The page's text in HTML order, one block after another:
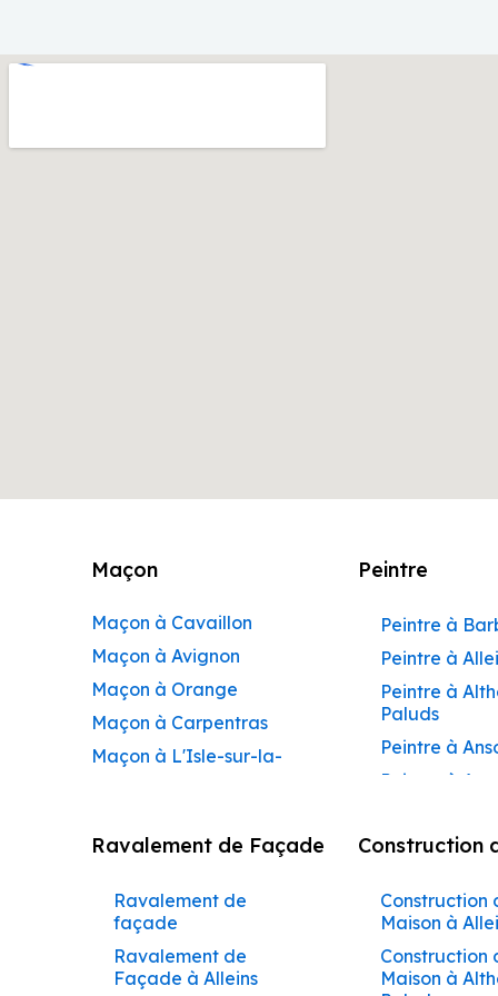
Maçon
Maçon à Cavaillon
Maçon à Avignon
Maçon à Orange
Maçon à Carpentras
Maçon à L'Isle-sur-la-
Maçon à Pertuis
Maçon à Le Pontet
Maçon à Vaison-la-
Romaine
Peintre
Peintre à
Peintre à
Peintre à
Paluds
Peintre à
Peintre à Apt
Peintre à
Peintre à
Peintre à
de-Pertuis
Ravalement de Façade
Ravalement de
façade
Ravalement de
Façade à Alleins
Construction
Construction
Maison à
Construction
Maison à